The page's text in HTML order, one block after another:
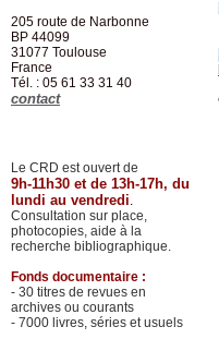
205 route de Narbonne
BP 44099
31077 Toulouse
France
Tél. : 05 61 33 31 40
contact
Le CRD est ouvert de
9h-11h30 et de 13h-17h, du
lundi au vendredi.
Consultation sur place,
photocopies, aide à la
recherche bibliographique.
Fonds documentaire :
- 30 titres de revues en
archives ou courants
- 7000 livres, séries et usuels